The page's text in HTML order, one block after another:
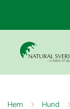
Hem Hund